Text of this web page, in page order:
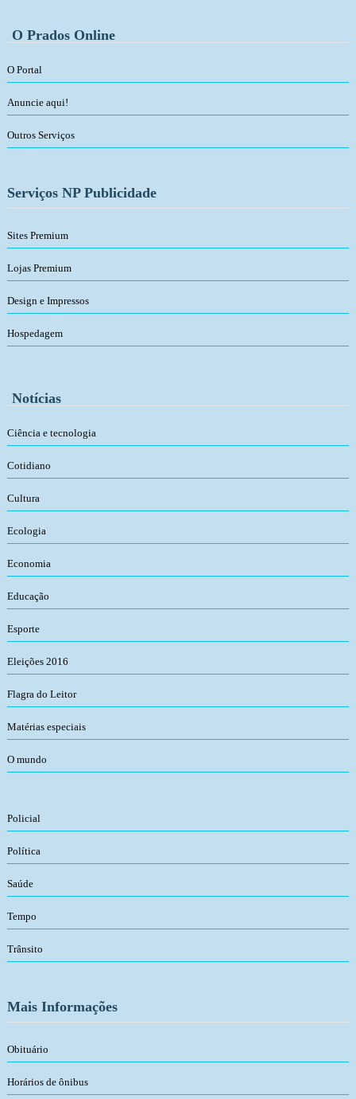
O Prados Online
O Portal
Anuncie aqui!
Outros Serviços
Serviços NP Publicidade
Sites Premium
Lojas Premium
Design e Impressos
Hospedagem
Notícias
Ciência e tecnologia
Cotidiano
Cultura
Ecologia
Economia
Educação
Esporte
Eleições 2016
Flagra do Leitor
Matérias especiais
O mundo
Policial
Política
Saúde
Tempo
Trânsito
Mais Informações
Obituário
Horários de ônibus